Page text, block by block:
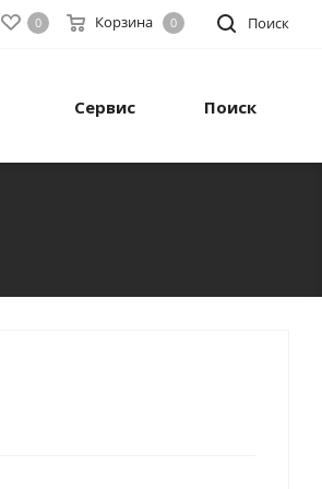
Поиск
0 Корзина 0
Сервис Поиск